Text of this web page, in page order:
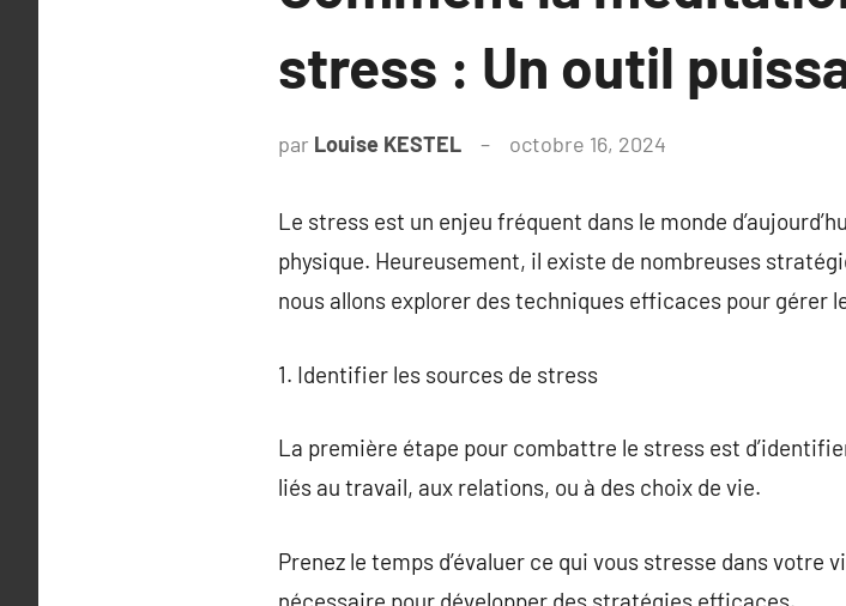
stress : Un outil
par Louise KESTEL octobre 16, 2024
Le stress est un enjeu fréquent dans le monde
physique. Heureusement, il existe de nombreuses
nous allons explorer des techniques efficaces pour gérer
1. Identifier les sources de stress
La première étape pour combattre le stress est
liés au travail, aux relations, ou à des choix de vie.
Prenez le temps d’évaluer ce qui vous stresse dans
nécessaire pour développer des stratégies efficaces.